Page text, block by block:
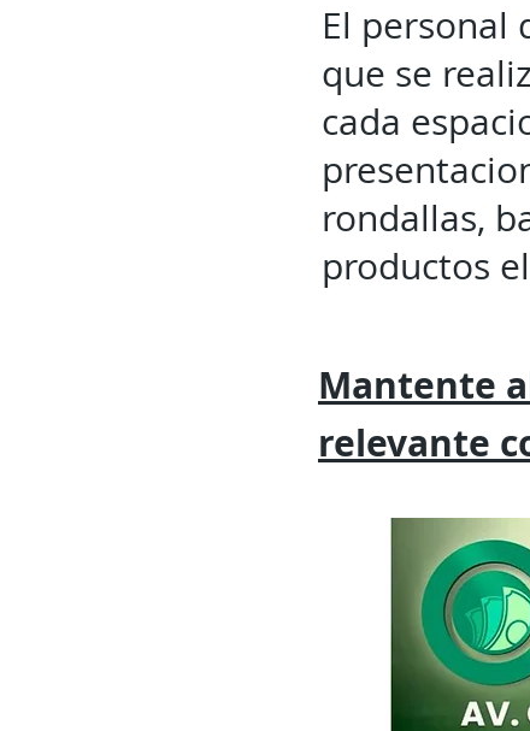
El personal
que se
cada
rondallas,
productos
Mantente
relevante